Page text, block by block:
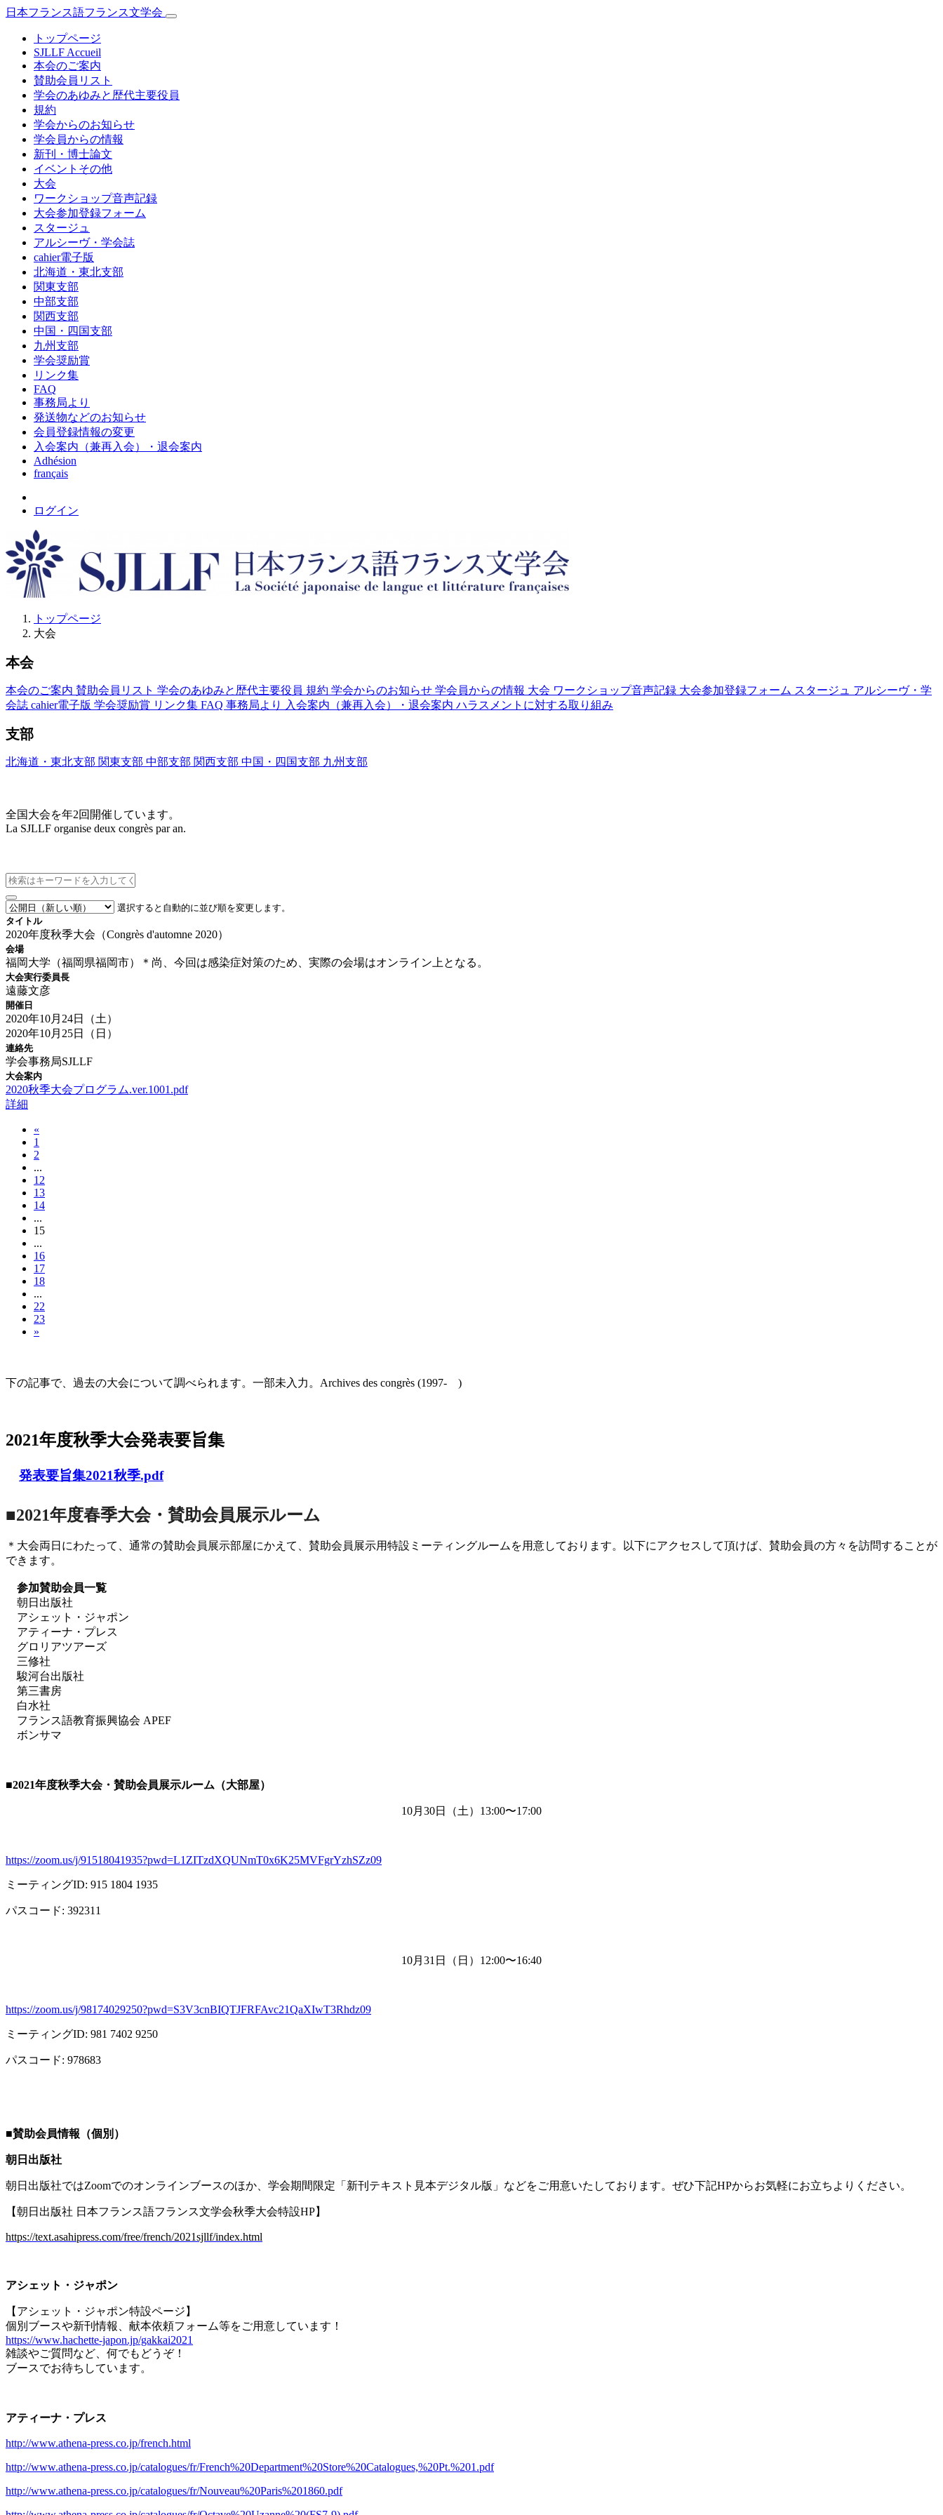
日本フランス語フランス文学会
トップページ
SJLLF Accueil
本会のご案内
賛助会員リスト
学会のあゆみと歴代主要役員
規約
学会からのお知らせ
学会員からの情報
新刊・博士論文
イベントその他
大会
ワークショップ音声記録
大会参加登録フォーム
スタージュ
アルシーヴ・学会誌
cahier電子版
北海道・東北支部
関東支部
中部支部
関西支部
中国・四国支部
九州支部
学会奨励賞
リンク集
FAQ
事務局より
発送物などのお知らせ
会員登録情報の変更
入会案内（兼再入会）・退会案内
Adhésion
français
ログイン
トップページ
大会
本会
本会のご案内 賛助会員リスト 学会のあゆみと歴代主要役員 規約 学会からのお知らせ 学会員からの情報 大会 ワークショップ音声記録 大会参加登録フォーム スタージュ アルシーヴ・学
会誌 cahier電子版 学会奨励賞 リンク集 FAQ 事務局より 入会案内（兼再入会）・退会案内 ハラスメントに対する取り組み
支部
北海道・東北支部 関東支部 中部支部 関西支部 中国・四国支部 九州支部
全国大会を年2回開催しています。
La SJLLF organise deux congrès par an.
選択すると自動的に並び順を変更します。
タイトル
2020年度秋季大会（Congrès d'automne 2020）
会場
福岡大学（福岡県福岡市）＊尚、今回は感染症対策のため、実際の会場はオンライン上となる。
大会実行委員長
遠藤文彦
開催日
2020年10月24日（土）
2020年10月25日（日）
連絡先
学会事務局SJLLF
大会案内
2020秋季大会プログラム.ver.1001.pdf
詳細
«
1
2
...
12
13
14
...
15
...
16
17
18
...
22
23
»
下の記事で、過去の大会について調べられます。一部未入力。Archives des congrès (1997- )
2021年度秋季大会発表要旨集
発表要旨集2021秋季.pdf
■2021年度春季大会・賛助会員展示ルーム
＊大会両日にわたって、通常の賛助会員展示部屋にかえて、賛助会員展示用特設ミーティングルームを用意しております。以下にアクセスして頂けば、賛助会員の方々を訪問することが
できます。
参加賛助会員一覧
朝日出版社
アシェット・ジャポン
アティーナ・プレス
グロリアツアーズ
三修社
駿河台出版社
第三書房
白水社
フランス語教育振興協会 APEF
ボンサマ
■2021年度秋季大会・賛助会員展示ルーム（大部屋）
10月 30日（土） 13:00〜17:00
https://zoom.us/j/91518041935?pwd=L1ZITzdXQUNmT0x6K25MVFgrYzhSZz09
ミーティングID: 915 1804 1935
パスコード: 392311
10月 31 日（日） 12:00〜16:40
https://zoom.us/j/98174029250?pwd=S3V3cnBIQTJFRFAvc21QaXIwT3Rhdz09
ミーティングID: 981 7402 9250
パスコード: 978683
■賛助会員情報（個別）
朝日出版社
朝日出版社ではZoomでのオンラインブースのほか、学会期間限定「新刊テキスト見本デジタル版」などをご用意いたしております。ぜひ下記HPからお気軽にお立ちよりください。
【朝日出版社 日本フランス語フランス文学会秋季大会特設HP】
https://text.asahipress.com/free/french/2021sjllf/index.html
アシェット・ジャポン
【アシェット・ジャポン特設ページ】
個別ブースや新刊情報、献本依頼フォーム等をご用意しています！
https://www.hachette-japon.jp/gakkai2021
雑談やご質問など、何でもどうぞ！
ブースでお待ちしています。
アティーナ・プレス
http://www.athena-press.co.jp/french.html
http://www.athena-press.co.jp/catalogues/fr/French%20Department%20Store%20Catalogues,%20Pt.%201.pdf
http://www.athena-press.co.jp/catalogues/fr/Nouveau%20Paris%201860.pdf